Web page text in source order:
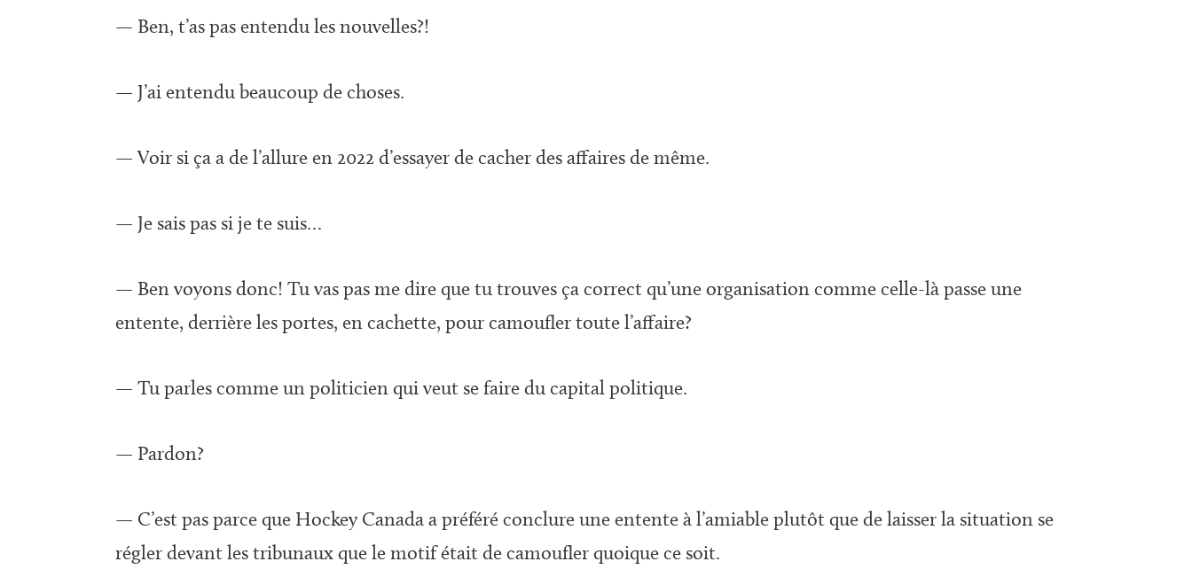
— Ben, t’as pas entendu les nouvelles?!
— J’ai entendu beaucoup de choses.
— Voir si ça a de l’allure en 2022 d’essayer de cacher des affaires de même.
— Je sais pas si je te suis…
— Ben voyons donc! Tu vas pas me dire que tu trouves ça correct qu’une organisation comme celle-là passe une
entente, derrière les portes, en cachette, pour camoufler toute l’affaire?
— Tu parles comme un politicien qui veut se faire du capital politique.
— Pardon?
— C’est pas parce que Hockey Canada a préféré conclure une entente à l’amiable plutôt que de laisser la situation se
régler devant les tribunaux que le motif était de camoufler quoique ce soit.